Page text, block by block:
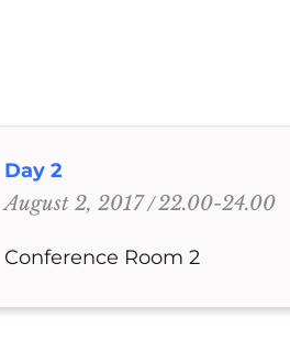
Day 2
August 2, 2017
22.00-24.00
Conference Room 2